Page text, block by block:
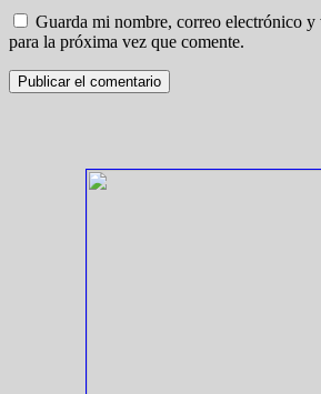
Guarda mi nombre, correo electrónico y
para la próxima vez que comente.